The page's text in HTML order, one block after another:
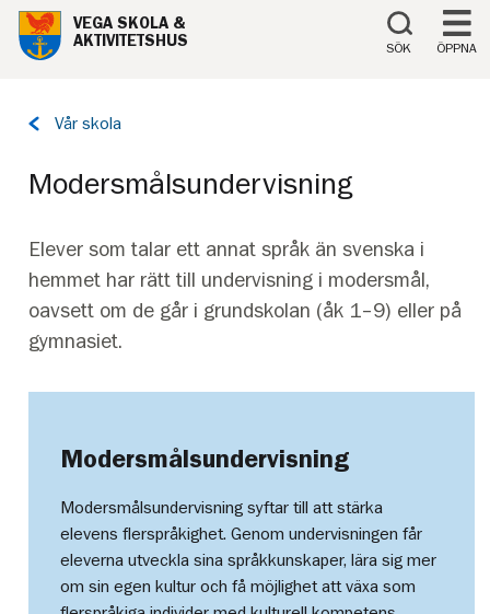
Till innehåll på sidan
VEGA SKOLA &
AKTIVITETSHUS
SÖK ÖPPNA
Tillbaka
Vår skola
Modersmålsundervisning
Elever som talar ett annat språk än svenska i
hemmet har rätt till undervisning i modersmål,
oavsett om de går i grundskolan (åk 1–9) eller på
gymnasiet.
Modersmålsundervisning
Modersmålsundervisning syftar till att stärka
elevens flerspråkighet. Genom undervisningen får
eleverna utveckla sina språkkunskaper, lära sig mer
om sin egen kultur och få möjlighet att växa som